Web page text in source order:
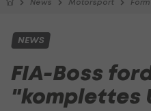
News Motorsport
NEWS
FIA-Boss
"komplettes